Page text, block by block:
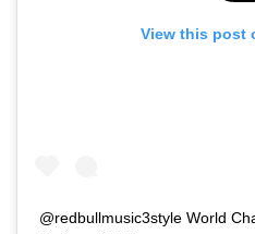
View this post
@redbullmusic3style World